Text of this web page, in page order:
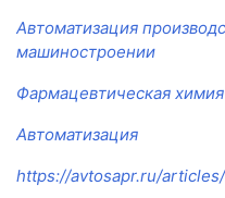
Автоматизация
машиностроении
Фармацевтическая химия
Автоматизация
https://avtosapr.ru/